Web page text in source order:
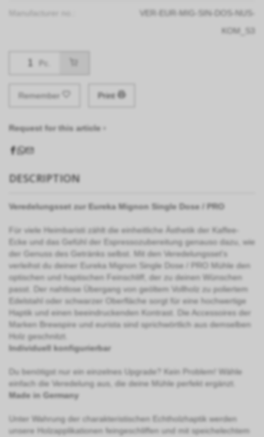
VER-EUR-MIG-SIN-DOS-NUS-
KOM_S3
Pc.
Remember Print
Request for this article ›
DESCRIPTION
Veredelungsset zur Eureka Mignon Single Dose / PRO
Für viele Heimbaristi zählt die einheitliche Ästhetik der Kaffee-
Ecke und das Gefühl der Espressozubereitung genauso dazu, wie
der Genuss des Getränks selbst. Mit den Veredelungsset's
verleihst du deiner Eureka Mignon Single Dose / PRO Mühle den
optischen und haptischen Feinschliff, der zu deinen Wünschen
passt. Der nahtlose Übergang von geöltem Vollholz zu poliertem
Edelstahl oder schwarzer Oberfläche sorgt für eine hochwertige
Haptik und einen beeindruckenden Kontrast. Die Accessoires der
Marken Brewspire und eurista sind sprichwörtlich aus demselben
Holz geschnitzt.
Individuell konfigurierbar
Du benötigst nur ein einzelnes Upgrade? Kein Problem! Wähle
einfach die Veredelung aus, die deine Mühle perfekt ergänzt.
Made in Germany
Unter Wahrung der charakteristischen Echtholzhaptik werden
unsere Holzapplikationen feingeschliffen und mit speichelechtem